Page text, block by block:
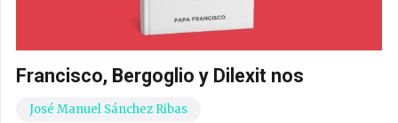
Francisco, Bergoglio y Dilexit nos
José Manuel Sánchez Ribas